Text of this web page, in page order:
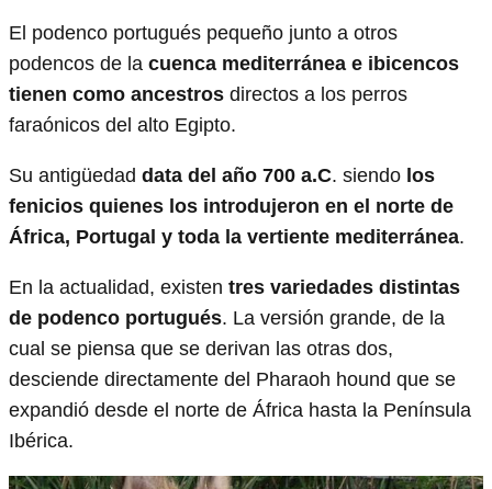
El podenco portugués pequeño junto a otros
podencos de la cuenca mediterránea e ibicencos
tienen como ancestros directos a los perros
faraónicos del alto Egipto.
Su antigüedad data del año 700 a.C. siendo los
fenicios quienes los introdujeron en el norte de
África, Portugal y toda la vertiente mediterránea.
En la actualidad, existen tres variedades distintas
de podenco portugués. La versión grande, de la
cual se piensa que se derivan las otras dos,
desciende directamente del Pharaoh hound que se
expandió desde el norte de África hasta la Península
Ibérica.